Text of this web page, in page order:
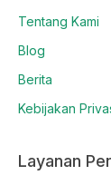
Tentang Kami
Blog
Berita
Kebijakan
Layanan